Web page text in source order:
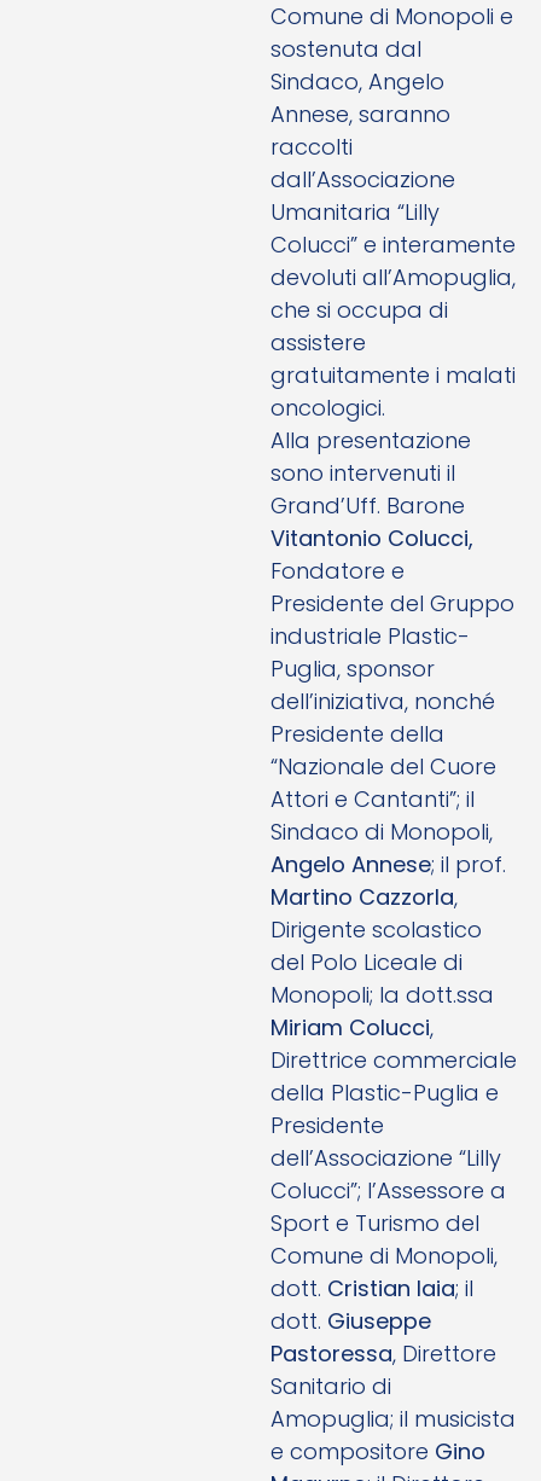
Comune di Monopoli e
sostenuta dal
Sindaco, Angelo
Annese, saranno
raccolti
dall’Associazione
Umanitaria “Lilly
Colucci” e interamente
devoluti all’Amopuglia,
che si occupa di
assistere
gratuitamente i malati
oncologici.
Alla presentazione
sono intervenuti il
Grand’Uff. Barone
Vitantonio Colucci,
Fondatore e
Presidente del Gruppo
industriale Plastic-
Puglia, sponsor
dell’iniziativa, nonché
Presidente della
“Nazionale del Cuore
Attori e Cantanti”; il
Sindaco di Monopoli,
Angelo Annese; il prof.
Martino Cazzorla,
Dirigente scolastico
del Polo Liceale di
Monopoli; la dott.ssa
Miriam Colucci,
Direttrice commerciale
della Plastic-Puglia e
Presidente
dell’Associazione “Lilly
Colucci”; l’Assessore a
Sport e Turismo del
Comune di Monopoli,
dott. Cristian Iaia; il
dott. Giuseppe
Pastoressa, Direttore
Sanitario di
Amopuglia; il musicista
e compositore Gino